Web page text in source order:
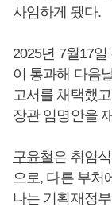
사임하게 됐다.
2025년 7월17
이 통과해 다음
고서를 채택했
장관 임명안을
구윤철은 취임
으로, 다른 부처
나는 기획재정